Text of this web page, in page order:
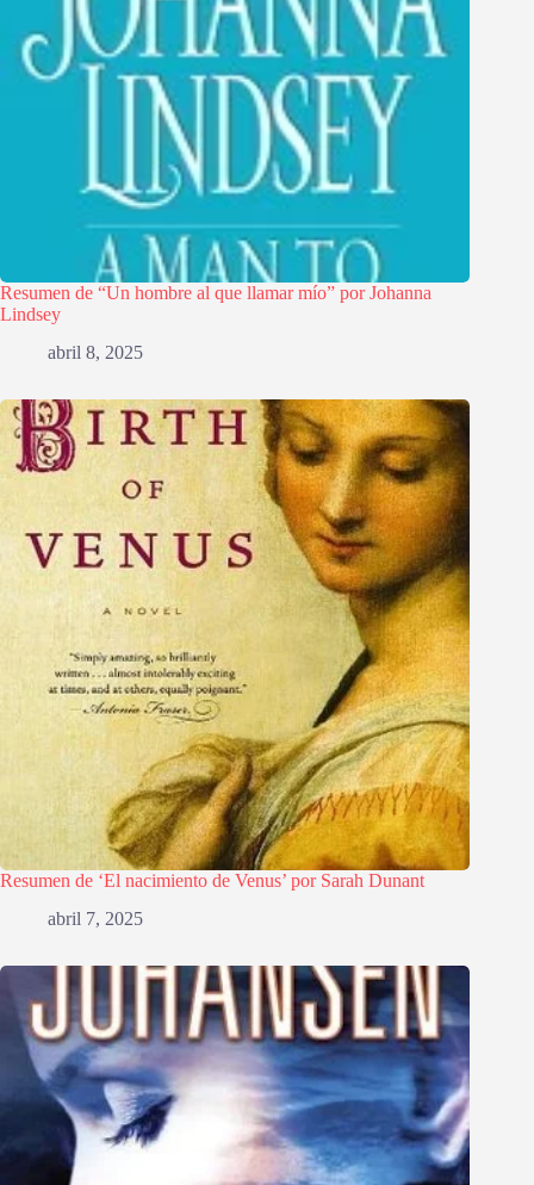
Resumen de “Un hombre al que llamar mío” por Johanna
Lindsey
abril 8, 2025
Resumen de ‘El nacimiento de Venus’ por Sarah Dunant
abril 7, 2025